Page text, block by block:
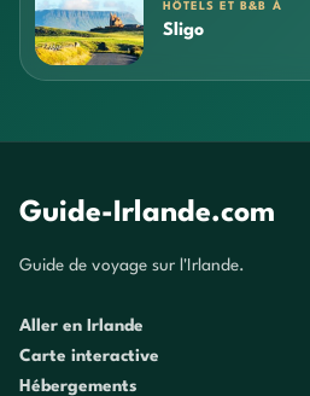
HÔTELS ET B&B À
Sligo
Guide-Irlande.com
Guide de voyage sur l'Irlande.
Aller en Irlande
Carte interactive
Hébergements